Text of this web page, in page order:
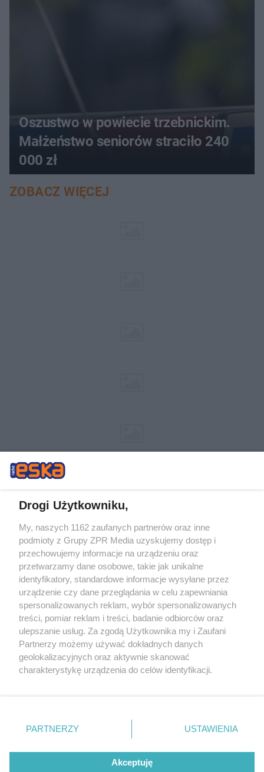
Oszustwo w powiecie trzebnickim.
Małżeństwo seniorów straciło 240
000 zł
ZOBACZ WIĘCEJ
Żaden utwór zamieszczony w serwisie nie może być powielany i
rozpowszechniany lub dalej rozpowszechniany w jakikolwiek sposób (w
tym także elektroniczny lub mechaniczny) na jakimkolwiek polu
eksploatacji w jakiejkolwiek formie, włącznie z umieszczaniem w
Internecie bez pisemnej zgody właściciela praw. Jakiekolwiek użycie lub
wykorzystanie utworów w całości lub w części z naruszeniem prawa,
tzn. bez właściwej zgody, jest zabronione pod groźbą kary i może być
ścigane prawnie.
© 2026 Grupa ZPR Media
Drogi Użytkowniku,
My, naszych 1162 zaufanych partnerów oraz inne
podmioty z Grupy ZPR Media uzyskujemy dostęp i
przechowujemy informacje na urządzeniu oraz
przetwarzamy dane osobowe, takie jak unikalne
identyfikatory, standardowe informacje wysyłane przez
urządzenie czy dane przeglądania w celu zapewniania
spersonalizowanych reklam, wybór spersonalizowanych
treści, pomiar reklam i treści, badanie odbiorców oraz
ulepszanie usług. Za zgodą Użytkownika my i Zaufani
Partnerzy możemy używać dokładnych danych
geolokalizacyjnych oraz aktywnie skanować
charakterystykę urządzenia do celów identyfikacji.
zmienić/wycofać klikając przycisk ustawień prywatności
znajdujący się w lewym dolnym rogu strony
rodzaje przetwarzania danych nie wymagają zgody
użytkownika, ale masz prawo sprzeciwić się takiemu
PARTNERZY USTAWIENIA
Akceptuję